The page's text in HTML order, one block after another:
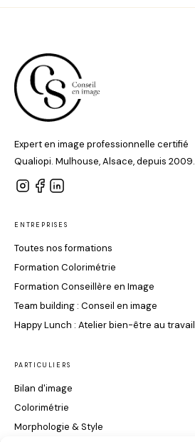
Expert en image professionnelle certifié
Qualiopi. Mulhouse, Alsace, depuis 2009.
ENTREPRISES
Toutes nos formations
Formation Colorimétrie
Formation Conseillère en Image
Team building : Conseil en image
Happy Lunch : Atelier bien-être au travail
PARTICULIERS
Bilan d'image
Colorimétrie
Morphologie & Style